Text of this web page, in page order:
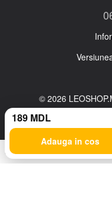
© 2026
Magazin online creat cu Horoshop
189 MDL
Adauga in cos